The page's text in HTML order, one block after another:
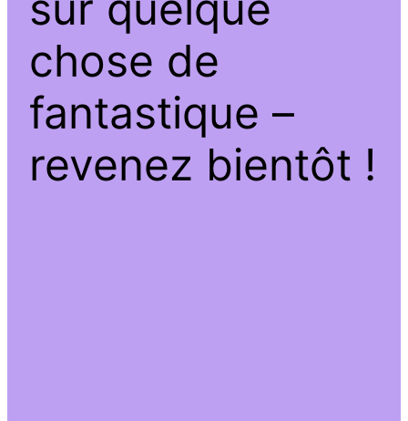
chose de
fantastique –
revenez bientôt !